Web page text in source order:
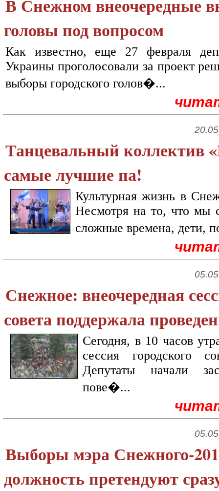
В Снежном внеочередные
головы под вопросом
Как известно, еще 27 февраля
Украины проголосовали за проект
выборы городского голов�...
Танцевальный коллектив
самые лучшие па!
Культурная жизнь в
Несмотря на то, что мы
сложные времена, дети,
Снежное: внеочередная
совета поддержала
Сегодня, в 10 часов
сессия городского
Депутаты начали
пове�...
Выборы мэра Снежного-
должность претендуют